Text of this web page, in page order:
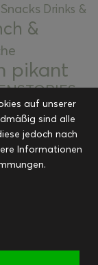
Drinks &
&
pikant
Kuchen und
&
Resteküche
auf unserer
sind alle
jedoch nach
Informationen